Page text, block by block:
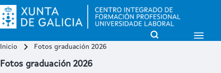
Buscar
Open Sidebar
Open Search Block
Inicio Fotos graduación 2026
Fotos graduación 2026